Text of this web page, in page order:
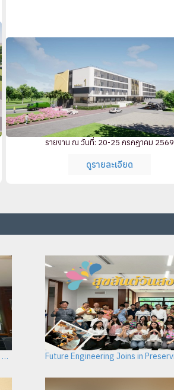
รายงาน ณ วันที่: 20-25 กรกฎาคม 2569
ดูรายละเอียด
Future Engineering Consultant Welcomes the President of the Association of Consulting Engineers of Thailand to Discuss Organizational Development